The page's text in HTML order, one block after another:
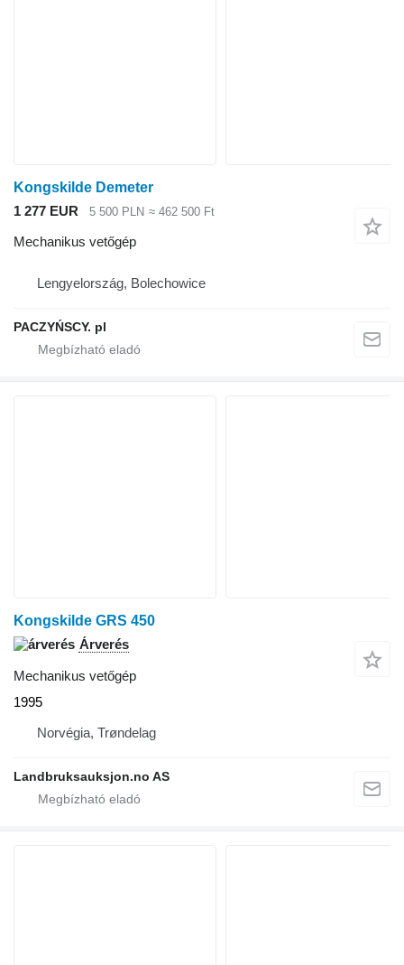
Kongskilde Demeter
1 277 EUR
5 500 PLN ≈ 462 500 Ft
Mechanikus vetőgép
Lengyelország, Bolechowice
PACZYŃSCY. pl
Kongskilde GRS 450
Árverés
Mechanikus vetőgép
1995
Norvégia, Trøndelag
Landbruksauksjon.no AS